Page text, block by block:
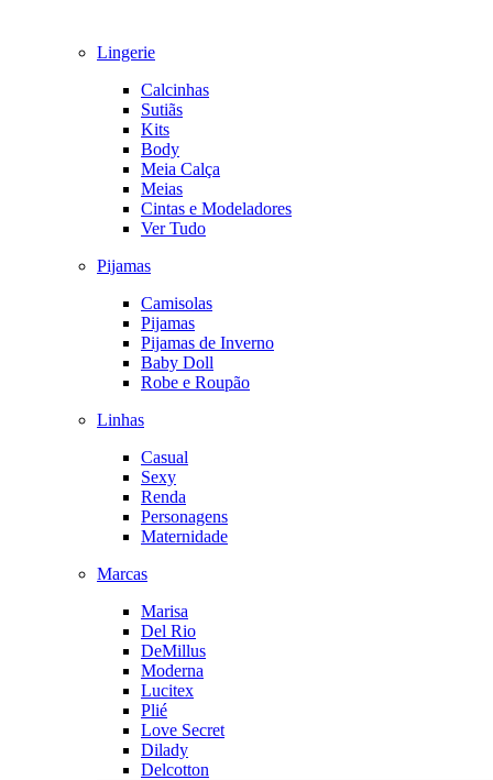
Lingerie
Calcinhas
Sutiãs
Kits
Body
Meia Calça
Meias
Cintas e Modeladores
Ver Tudo
Pijamas
Camisolas
Pijamas
Pijamas de Inverno
Baby Doll
Robe e Roupão
Linhas
Casual
Sexy
Renda
Personagens
Maternidade
Marcas
Marisa
Del Rio
DeMillus
Moderna
Lucitex
Plié
Love Secret
Dilady
Delcotton